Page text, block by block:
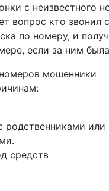
с неизвестного
вопрос кто
по номеру, и
если за ним
мошенники
родственниками или
средств